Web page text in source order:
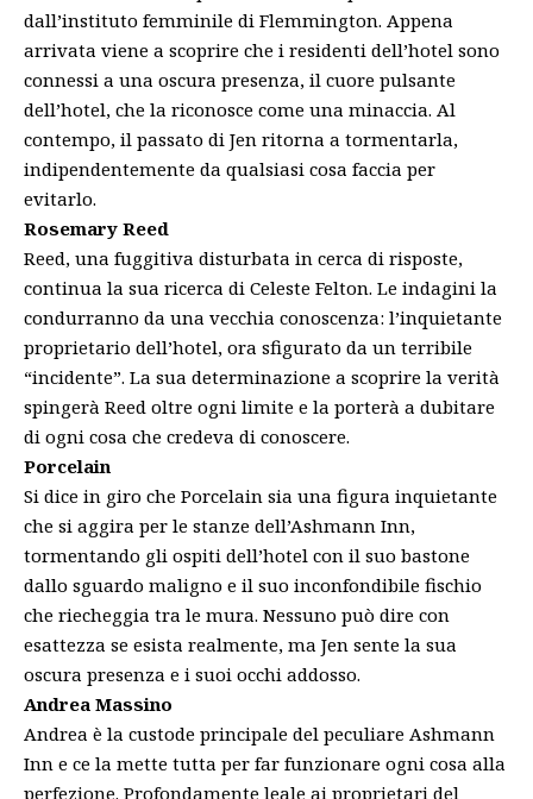
dall’instituto femminile di Flemmington. Appena
arrivata viene a scoprire che i residenti dell’hotel sono
connessi a una oscura presenza, il cuore pulsante
dell’hotel, che la riconosce come una minaccia. Al
contempo, il passato di Jen ritorna a tormentarla,
indipendentemente da qualsiasi cosa faccia per
evitarlo.
Rosemary Reed
Reed, una fuggitiva disturbata in cerca di risposte,
continua la sua ricerca di Celeste Felton. Le indagini la
condurranno da una vecchia conoscenza: l’inquietante
proprietario dell’hotel, ora sfigurato da un terribile
“incidente”. La sua determinazione a scoprire la verità
spingerà Reed oltre ogni limite e la porterà a dubitare
di ogni cosa che credeva di conoscere.
Porcelain
Si dice in giro che Porcelain sia una figura inquietante
che si aggira per le stanze dell’Ashmann Inn,
tormentando gli ospiti dell’hotel con il suo bastone
dallo sguardo maligno e il suo inconfondibile fischio
che riecheggia tra le mura. Nessuno può dire con
esattezza se esista realmente, ma Jen sente la sua
oscura presenza e i suoi occhi addosso.
Andrea Massino
Andrea è la custode principale del peculiare Ashmann
Inn e ce la mette tutta per far funzionare ogni cosa alla
perfezione. Profondamente leale ai proprietari del